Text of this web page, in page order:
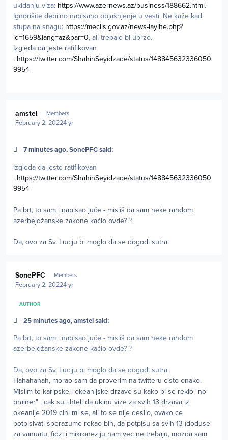
ukidanju viza: https://www.azernews.az/business/188662.html.
Ignorišite debilno napisano objašnjenje u vesti. Ne kaže kad
stupa na snagu: https://meclis.gov.az/news-layihe.php?
id=1659&lang=az&par=0, ali trebalo bi ubrzo.
Izgleda da jeste ratifikovan
: https://twitter.com/ShahinSeyidzade/status/148845632336050
9954
amstel Members
February 2, 20224 yr
7 minutes ago, SonePFC said:
Izgleda da jeste ratifikovan
: https://twitter.com/ShahinSeyidzade/status/148845632336050
9954
Pa brt, to sam i napisao juče - misliš da sam neke random
azerbejdžanske zakone kačio ovde? ?
Da, ovo za Sv. Luciju bi moglo da se dogodi sutra.
SonePFC Members
February 2, 20224 yr
AUTHOR
25 minutes ago, amstel said:
Pa brt, to sam i napisao juče - misliš da sam neke random
azerbejdžanske zakone kačio ovde? ?
Da, ovo za Sv. Luciju bi moglo da se dogodi sutra.
Hahahahah, morao sam da proverim na twitteru cisto onako.
Mislim te karipske i okeanijske drzave su kako bi se reklo "no
brainer" , cak su i hteli da ukinu vize za svih 13 drzava iz
okeanije 2019 cini mi se, ali to se nije desilo, ovako ce
potpisivati sporazume rekao bih, da potpisu sa svih 13 (doduse
za vanuatu, fidzi i mikroneziju nam vec ne trebaju, mozda sam